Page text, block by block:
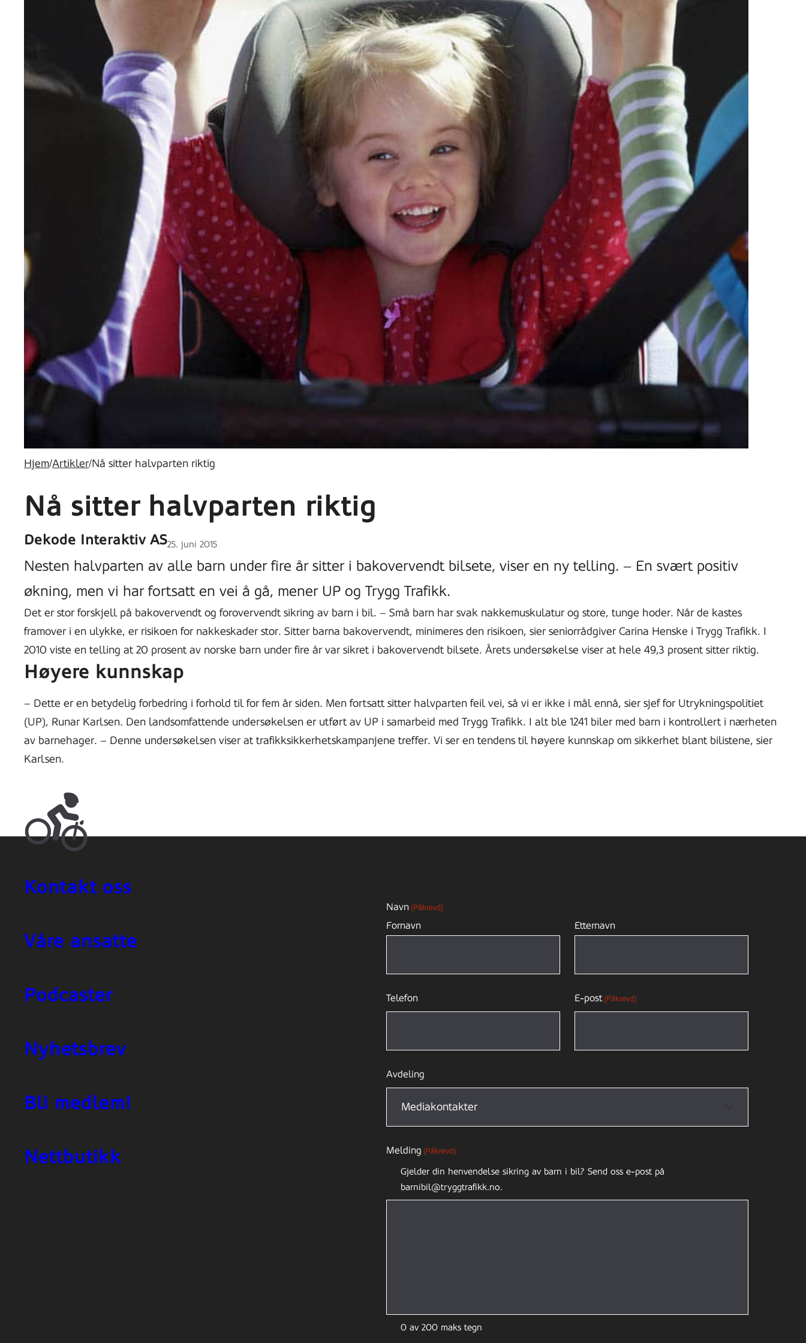
Hjem/Artikler/Nå sitter halvparten riktig
Nå sitter halvparten riktig
Dekode Interaktiv ASLagt
på
25. juni 2015
Nesten halvparten av alle barn under fire år sitter i bakovervendt bilsete, viser en ny telling. – En svært positiv
økning, men vi har fortsatt en vei å gå, mener UP og Trygg Trafikk.
Det er stor forskjell på bakovervendt og forovervendt sikring av barn i bil. – Små barn har svak nakkemuskulatur og store, tunge hoder. Når de kastes
framover i en ulykke, er risikoen for nakkeskader stor. Sitter barna bakovervendt, minimeres den risikoen, sier seniorrådgiver Carina Henske i Trygg Trafikk. I
2010 viste en telling at 20 prosent av norske barn under fire år var sikret i bakovervendt bilsete. Årets undersøkelse viser at hele 49,3 prosent sitter riktig.
Høyere kunnskap
– Dette er en betydelig forbedring i forhold til for fem år siden. Men fortsatt sitter halvparten feil vei, så vi er ikke i mål ennå, sier sjef for Utrykningspolitiet
(UP), Runar Karlsen. Den landsomfattende undersøkelsen er utført av UP i samarbeid med Trygg Trafikk. I alt ble 1241 biler med barn i kontrollert i nærheten
av barnehager. – Denne undersøkelsen viser at trafikksikkerhetskampanjene treffer. Vi ser en tendens til høyere kunnskap om sikkerhet blant bilistene, sier
Karlsen.
Kontakt oss
Våre ansatte
Podcaster
Nyhetsbrev
Bli medlem!
Nettbutikk
Navn (Påkrevd)
Fornavn Etternavn
Telefon E-post (Påkrevd)
Avdeling
Melding (Påkrevd)
Gjelder din henvendelse sikring av barn i bil? Send oss e-post på
barnibil@tryggtrafikk.no.
0 av 200 maks tegn